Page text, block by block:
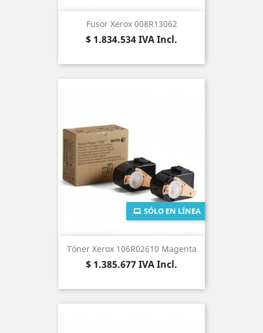
Fusor Xerox 008R13062
Precio
$ 1.834.534IVA Incl.
Tóner Xerox 106R02610 Magenta
Precio
$ 1.385.677IVA Incl.
SÓLO EN LÍNEA